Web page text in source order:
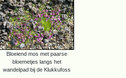
Bloeiend mos met paarse
bloemetjes langs het
wandelpad bij de Klukkufoss